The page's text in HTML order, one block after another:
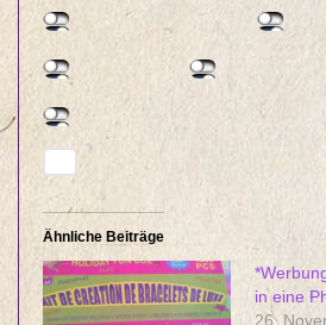
Ähnliche Beiträge
in eine
26.